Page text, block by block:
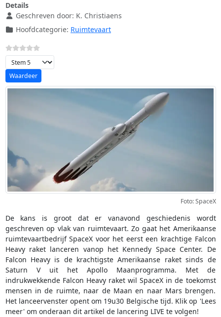
Details
Geschreven door: K. Christiaens
Hoofdcategorie: Ruimtevaart
Voeg waardering toe
Foto: SpaceX
De kans is groot dat er vanavond geschiedenis wordt
geschreven op vlak van ruimtevaart. Zo gaat het Amerikaanse
ruimtevaartbedrijf SpaceX voor het eerst een krachtige Falcon
Heavy raket lanceren vanop het Kennedy Space Center. De
Falcon Heavy is de krachtigste Amerikaanse raket sinds de
Saturn V uit het Apollo Maanprogramma. Met de
indrukwekkende Falcon Heavy raket wil SpaceX in de toekomst
mensen in de ruimte, naar de Maan en naar Mars brengen.
Het lanceervenster opent om 19u30 Belgische tijd. Klik op 'Lees
meer' om onderaan dit artikel de lancering LIVE te volgen!